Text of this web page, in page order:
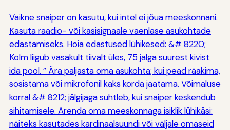
Vaikne snaiper on kasutu, kui intel ei jõua meeskonnani.
Kasuta raadio- või käsisignaale vaenlase asukohtade
edastamiseks. Hoia edastused lühikesed: &# 8220;
Kolm liigub vasakult tiivalt üles, 75 jalga suurest kivist
ida pool. ” Ära paljasta oma asukohta; kui pead rääkima,
sosistama või mikrofonil kaks korda jaatama. Võimaluse
korral &# 8212; jälgijaga suhtleb, kui snaiper keskendub
sihitamisele. Arenda oma meeskonnaga isiklik lühikäsi:
näiteks kasutades kardinaalsuundi või väljale omaseid